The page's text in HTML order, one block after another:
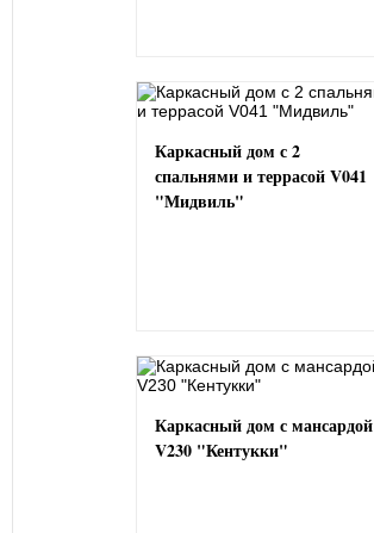
Каркасный дом с 2
спальнями и террасой V041
"Мидвиль"
Каркасный дом с мансардой
V230 "Кентукки"